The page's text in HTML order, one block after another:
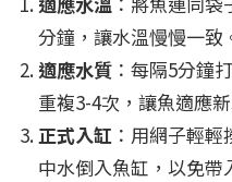
分鐘，讓水溫慢慢一致
適應水質 ：每隔5分鐘
重複3-4次，讓魚適應新
正式入缸 ：用網子輕
中水倒入魚缸，以免帶